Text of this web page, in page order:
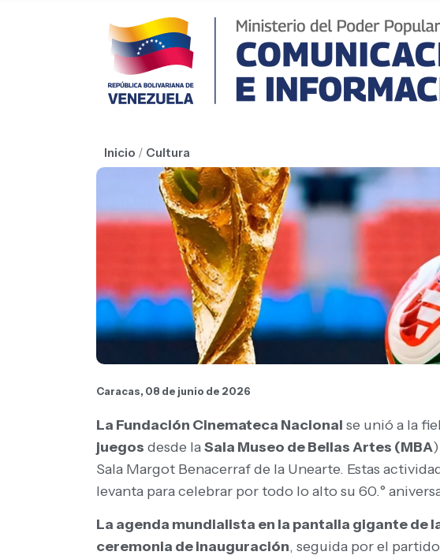
Inicio / Cultura
Caracas, 08 de junio de 2026
La Fundación Cinemateca Nacional se unió a la
juegos desde laSala Museo de Bellas Artes (MBA
Sala Margot Benacerraf de la Unearte. Estas
levanta para celebrar por todo lo alto su 60.°
La agenda mundialista en la pantalla gigante de
ceremonia de inauguración, seguida por el